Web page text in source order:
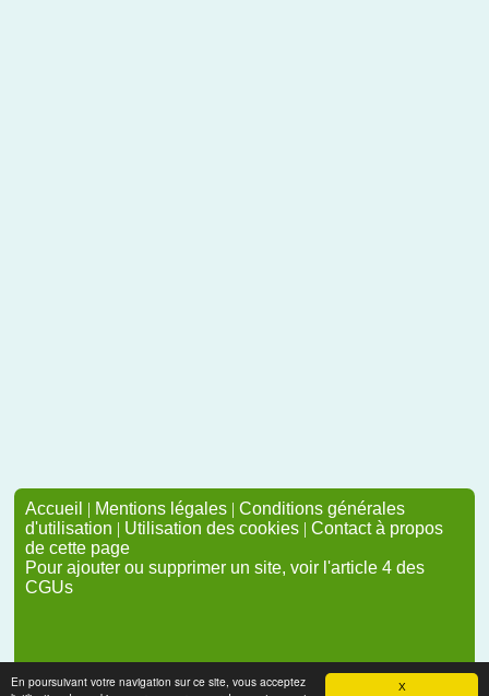
X
En poursuivant votre navigation sur ce site, vous acceptez
Accueil | Mentions légales | Conditions générales
d'utilisation | Utilisation des cookies | Contact à propos
de cette page
Pour ajouter ou supprimer un site, voir l'article 4 des
CGUs